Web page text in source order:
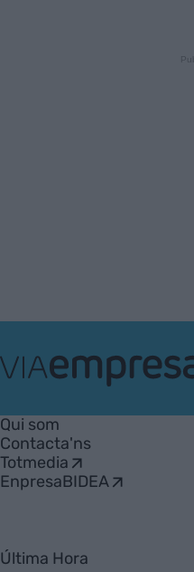
Empresa
Qui som
Contacta'ns
Totmedia
EnpresaBIDEA
Última Hora